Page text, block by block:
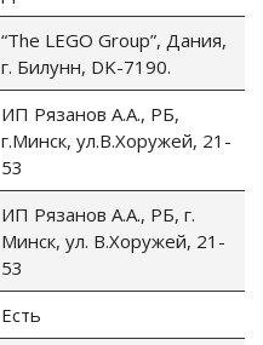
“The LEGO Group”, Дания,
г. Билунн, DK-7190.
ИП Рязанов А.А., РБ,
г.Минск, ул.В.Хоружей, 21-
53
ИП Рязанов А.А., РБ, г.
Минск, ул. В.Хоружей, 21-
53
Есть